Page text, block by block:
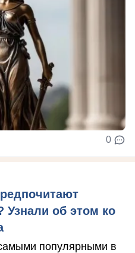
0
Узнали об этом ко
популярными в